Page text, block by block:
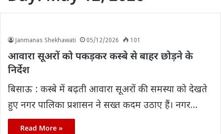
Janmanas Shekhawati 05/12/2026 101
आवारा सूअरों को पकड़कर कस्बे से बाहर छोड़ने के
निर्देश
बिसाऊ : कस्बे में बढ़ती आवारा सूअरों की समस्या को देखते
हुए नगर पालिका प्रशासन ने सख्त कदम उठाए हैं। नगर…
Read More »